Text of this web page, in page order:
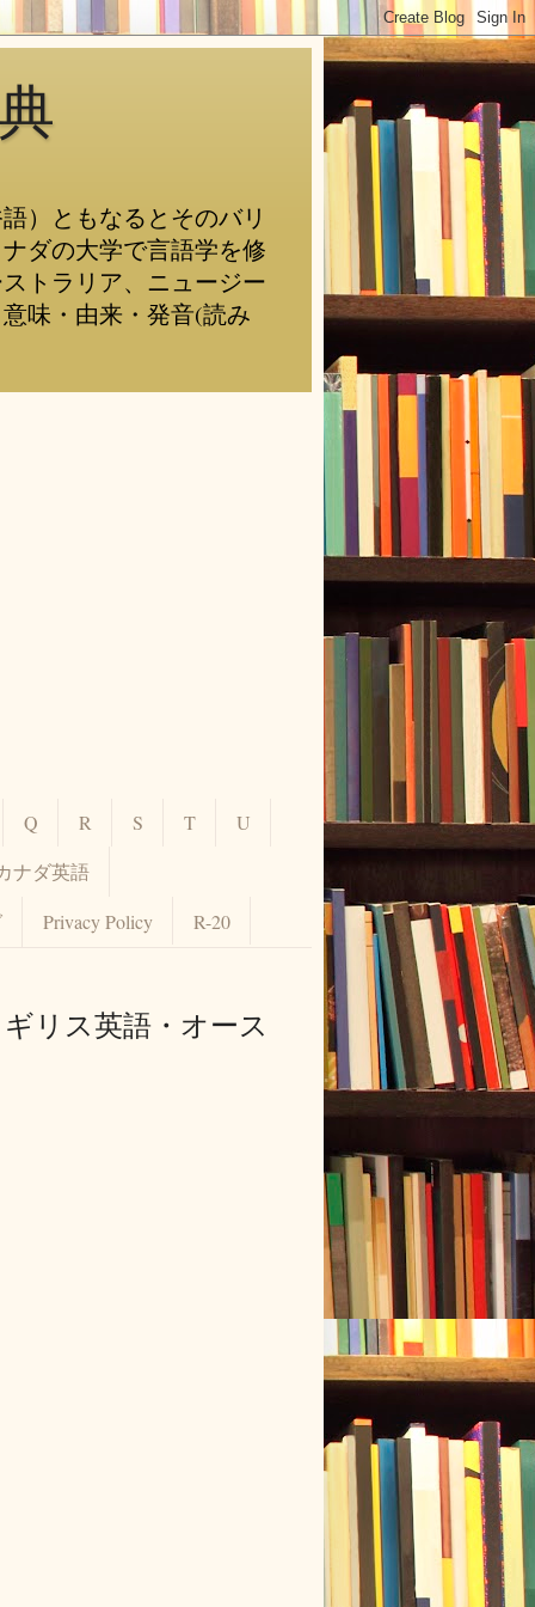
）ともなるとそのバリ
ダの大学で言語学を修
トラリア、ニュージー
味・由来・発音(読み
Q R S T
U
ナダ英語
Privacy Policy R-20
リス英語・オース